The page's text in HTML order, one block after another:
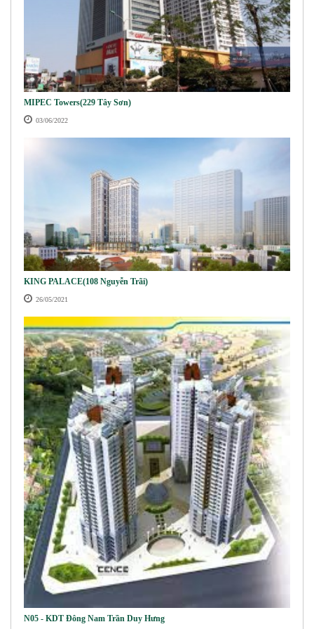
MIPEC Towers(229 Tây Sơn)
03/06/2022
KING PALACE(108 Nguyễn Trãi)
26/05/2021
N05 - KDT Đông Nam Trần Duy Hưng